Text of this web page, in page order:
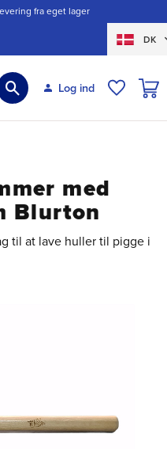
fra eget lager
DK
Log ind
med
Blurton
til at lave huller til pigge i